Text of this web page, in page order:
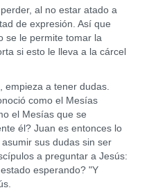
al no estar atado a
de expresión. Así que
se le permite tomar la
si esto le lleva a la cárcel
a tener dudas.
como el Mesías
el Mesías que se
él? Juan es entonces lo
sus dudas sin ser
a preguntar a Jesús:
esperando? "Y